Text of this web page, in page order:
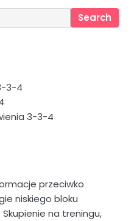
3-4
3-3-4
przeciwko
niskiego bloku
na treningu,